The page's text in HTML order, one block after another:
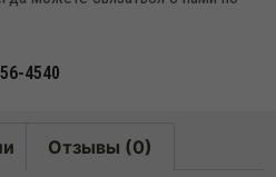
4540
Отзывы (0)